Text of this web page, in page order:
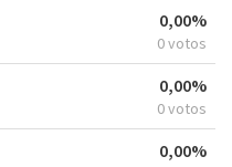
0,00%
0 votos
0,00%
0 votos
0,00%